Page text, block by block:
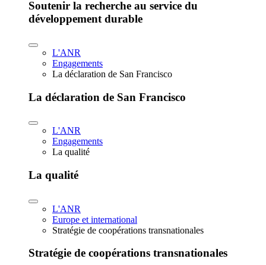
Soutenir la recherche au service du
développement durable
L'ANR
Engagements
La déclaration de San Francisco
La déclaration de San Francisco
L'ANR
Engagements
La qualité
La qualité
L'ANR
Europe et international
Stratégie de coopérations transnationales
Stratégie de coopérations transnationales